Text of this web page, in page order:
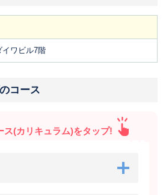
イワビル7階
コース
ス(カリキュラム)をタップ!